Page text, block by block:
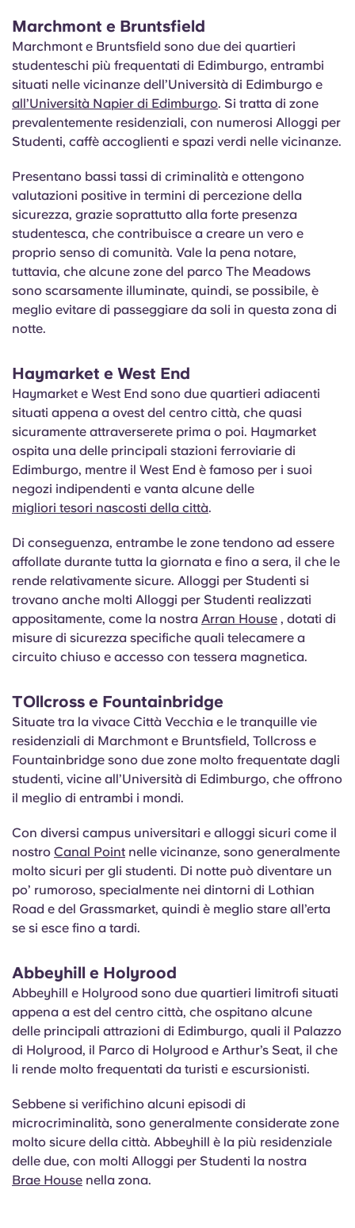
Marchmont e Bruntsfield
Marchmont e Bruntsfield sono due dei quartieri
studenteschi più frequentati di Edimburgo, entrambi
situati nelle vicinanze dell’Università di Edimburgo e
all’Università Napier di Edimburgo. Si tratta di zone
prevalentemente residenziali, con numerosi Alloggi per
Studenti, caffè accoglienti e spazi verdi nelle vicinanze.
Presentano bassi tassi di criminalità e ottengono
valutazioni positive in termini di percezione della
sicurezza, grazie soprattutto alla forte presenza
studentesca, che contribuisce a creare un vero e
proprio senso di comunità. Vale la pena notare,
tuttavia, che alcune zone del parco The Meadows
sono scarsamente illuminate, quindi, se possibile, è
meglio evitare di passeggiare da soli in questa zona di
notte.
Haymarket e West End
Haymarket e West End sono due quartieri adiacenti
situati appena a ovest del centro città, che quasi
sicuramente attraverserete prima o poi. Haymarket
ospita una delle principali stazioni ferroviarie di
Edimburgo, mentre il West End è famoso per i suoi
negozi indipendenti e vanta alcune delle
migliori tesori nascosti della città.
Di conseguenza, entrambe le zone tendono ad essere
affollate durante tutta la giornata e fino a sera, il che le
rende relativamente sicure. Alloggi per Studenti si
trovano anche molti Alloggi per Studenti realizzati
appositamente, come la nostra Arran House , dotati di
misure di sicurezza specifiche quali telecamere a
circuito chiuso e accesso con tessera magnetica.
TOllcross e Fountainbridge
Situate tra la vivace Città Vecchia e le tranquille vie
residenziali di Marchmont e Bruntsfield, Tollcross e
Fountainbridge sono due zone molto frequentate dagli
studenti, vicine all’Università di Edimburgo, che offrono
il meglio di entrambi i mondi.
Con diversi campus universitari e alloggi sicuri come il
nostro Canal Point nelle vicinanze, sono generalmente
molto sicuri per gli studenti. Di notte può diventare un
po’ rumoroso, specialmente nei dintorni di Lothian
Road e del Grassmarket, quindi è meglio stare all’erta
se si esce fino a tardi.
Abbeyhill e Holyrood
Abbeyhill e Holyrood sono due quartieri limitrofi situati
appena a est del centro città, che ospitano alcune
delle principali attrazioni di Edimburgo, quali il Palazzo
di Holyrood, il Parco di Holyrood e Arthur’s Seat, il che
li rende molto frequentati da turisti e escursionisti.
Sebbene si verifichino alcuni episodi di
microcriminalità, sono generalmente considerate zone
molto sicure della città. Abbeyhill è la più residenziale
delle due, con molti Alloggi per Studenti la nostra
Brae House nella zona.